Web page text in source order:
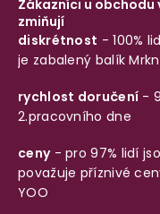
Zákazníci u
zmiňují
diskrétnost - 100%
je zabalený balík
rychlost doručení -
2.pracovního dne
ceny- pro 97% lidí
považuje příznivé
YOO